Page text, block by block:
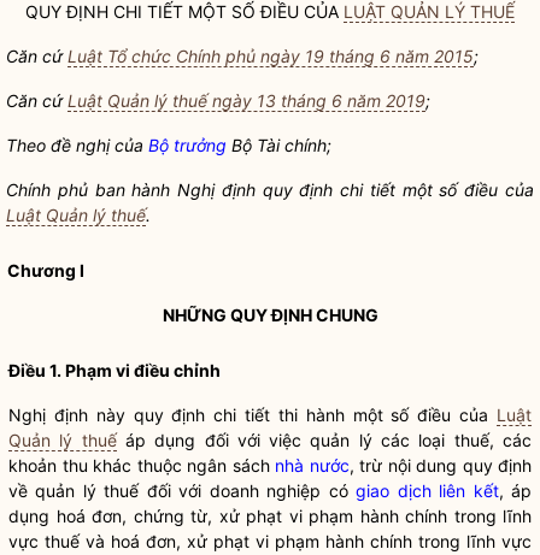
QUY ĐỊNH CHI TIẾT MỘT SỐ ĐIỀU CỦA LUẬT QUẢN LÝ THUẾ
Căn cứLuật Tổ chức Chính phủ ngày 19 tháng 6 năm 2015;
Căn cứLuật Quản lý thuế ngày 13 tháng 6 năm 2019;
Theo đề nghị của Bộ trưởng Bộ Tài chính;
Chính phủ ban hành Nghị định quy định chi tiết một số điều của
Luật Quản lý thuế.
Chương I
NHỮNG QUY ĐỊNH CHUNG
Điều 1. Phạm vi điều chỉnh
Nghị định này quy định chi tiết thi hành một số điều của Luật
Quản lý thuếáp dụng đối với việc quản lý các loại thuế, các
khoản thu khác thuộc ngân sách nhà nước, trừ nội dung quy định
về quản lý thuế đối với doanh nghiệp cógiao dịch liên kết, áp
dụng hoá đơn, chứng từ, xử phạt vi phạm hành chính trong lĩnh
vực thuế và hoá đơn, xử phạt vi phạm hành chính trong lĩnh vực